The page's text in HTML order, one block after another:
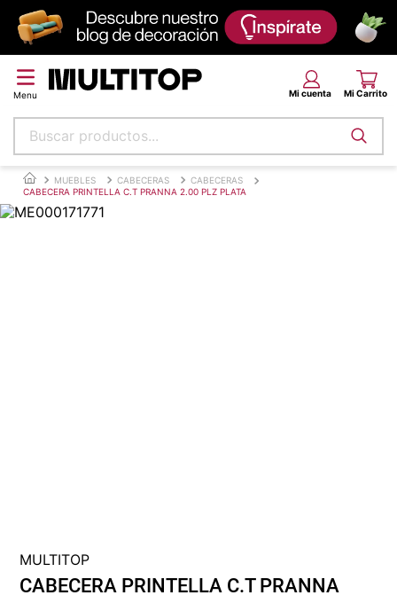
Buscar productos...
MUEBLES CABECERAS
CABECERAS
CABECERA PRINTELLA C.T PRANNA 2.00 PLZ PLATA
MULTITOP
CABECERA PRINTELLA C.T PRANNA
Términos más buscados
papel tapiz